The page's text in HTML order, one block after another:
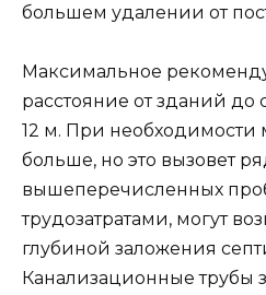
большем удалении от
Максимальное
расстояние от зданий до
12 м. При необходимости
больше, но это вызовет
вышеперечисленных
трудозатратами, могут
глубиной заложения
Канализационные трубы